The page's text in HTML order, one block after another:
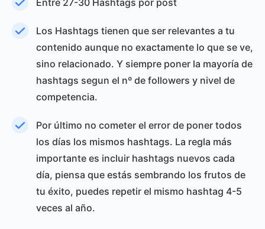
Entre 27-30 Hashtags por post
Los Hashtags tienen que ser relevantes a tu
contenido aunque no exactamente lo que se ve,
sino relacionado. Y siempre poner la mayoría de
hashtags segun el nº de followers y nivel de
competencia.
Por último no cometer el error de poner todos
los días los mismos hashtags. La regla más
importante es incluir hashtags nuevos cada
día, piensa que estás sembrando los frutos de
tu éxito, puedes repetir el mismo hashtag 4-5
veces al año.